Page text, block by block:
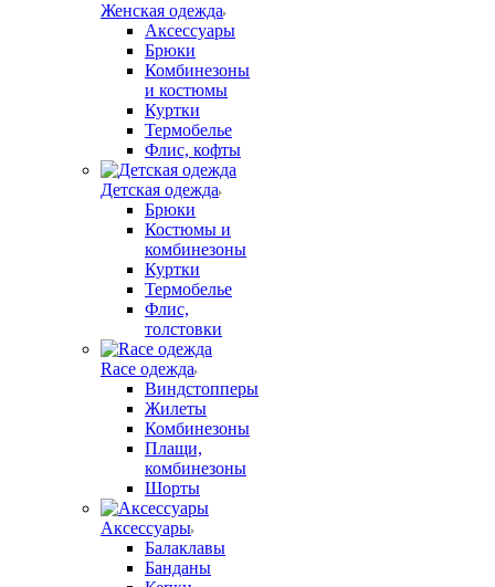
Женская одежда
Аксессуары
Брюки
Комбинезоны
и костюмы
Куртки
Термобелье
Флис, кофты
Детская одежда
Брюки
Костюмы и
комбинезоны
Куртки
Термобелье
Флис,
толстовки
Race одежда
Виндстопперы
Жилеты
Комбинезоны
Плащи,
комбинезоны
Шорты
Аксессуары
Балаклавы
Банданы